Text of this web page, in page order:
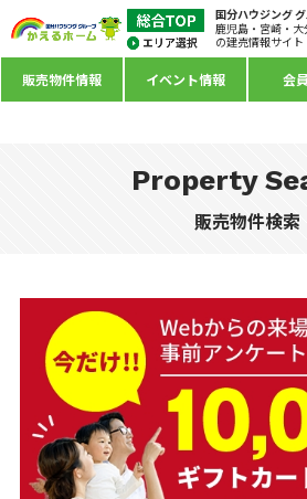
国分ハウジング
鹿児島・宮崎・大
の建売情報サイト
販売物件情報 イベント情報 会
Property
販売物件検索